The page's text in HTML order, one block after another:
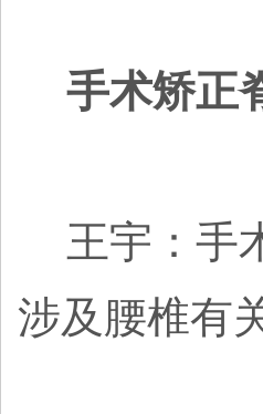
手术矫正
王宇：手
涉及腰椎有